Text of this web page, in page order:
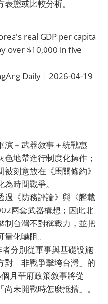
態或比較分析。
real GDP per capita
over $10,000 in five
Daily｜2026-04-19
演＋武器敘事＋統戰惠
地帶進行制度化操作；
刻意放在《馬關條約》
時間戰爭。
過《防務評論》與《艦載
兩套武器構想；因此北
制台灣不對稱戰力，並把
化嚇阻。
分別從軍事與基礎設施
對「非戰爭擊垮台灣」的
月華府政策敘事將從
尚未開戰時怎麼抵擋」。